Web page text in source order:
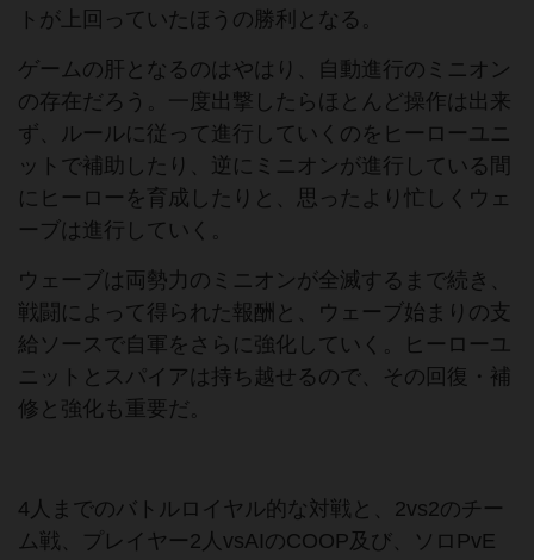
トが上回っていたほうの勝利となる。
ゲームの肝となるのはやはり、自動進行のミニオン
の存在だろう。一度出撃したらほとんど操作は出来
ず、ルールに従って進行していくのをヒーローユニ
ットで補助したり、逆にミニオンが進行している間
にヒーローを育成したりと、思ったより忙しくウェ
ーブは進行していく。
ウェーブは両勢力のミニオンが全滅するまで続き、
戦闘によって得られた報酬と、ウェーブ始まりの支
給ソースで自軍をさらに強化していく。ヒーローユ
ニットとスパイアは持ち越せるので、その回復・補
修と強化も重要だ。
4人までのバトルロイヤル的な対戦と、2vs2のチー
ム戦、プレイヤー2人vsAIのCOOP及び、ソロPvE